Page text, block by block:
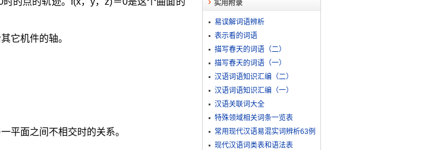
它机件的轴。
平面之间不相交时的关系。
实用附录
易误解词语辨析
表示看的词语
描写春天的词语（二）
描写春天的词语（一）
汉语词语知识汇编（二）
汉语词语知识汇编（一）
汉语关联词大全
特殊领域相关词条一览表
常用现代汉语易混实词辨析63例
现代汉语词类表和语法表